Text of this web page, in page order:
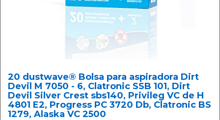
20 dustwave® Bolsa para aspiradora Dirt
Devil M 7050 - 6, Clatronic SSB 101, Dirt
Devil Silver Crest sbs140, Privileg VC de H
4801 E2, Progress PC 3720 Db, Clatronic BS
1279, Alaska VC 2500